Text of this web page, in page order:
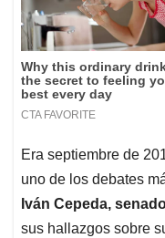
Era septiembre de
uno de los debates
Iván Cepeda,
sus hallazgos sobre